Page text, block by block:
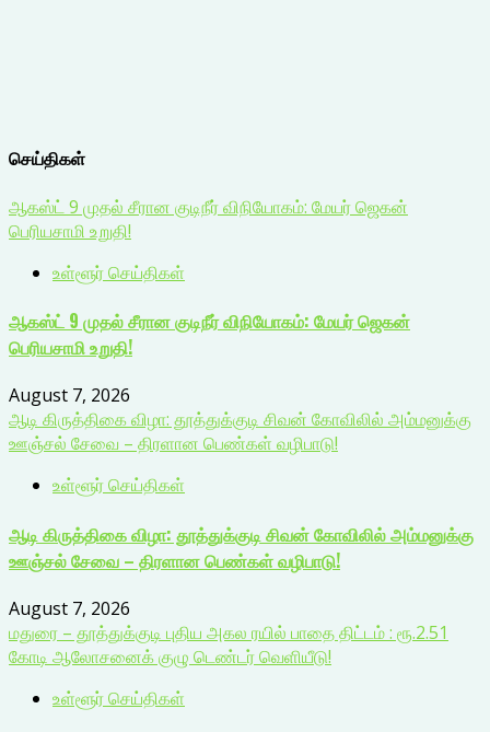
செய்திகள்
ஆகஸ்ட் 9 முதல் சீரான குடிநீர் விநியோகம்: மேயர் ஜெகன்
பெரியசாமி உறுதி!
உள்ளூர் செய்திகள்
ஆகஸ்ட் 9 முதல் சீரான குடிநீர் விநியோகம்: மேயர் ஜெகன்
பெரியசாமி உறுதி!
August 7, 2026
ஆடி கிருத்திகை விழா: தூத்துக்குடி சிவன் கோவிலில் அம்மனுக்கு
ஊஞ்சல் சேவை – திரளான பெண்கள் வழிபாடு!
உள்ளூர் செய்திகள்
ஆடி கிருத்திகை விழா: தூத்துக்குடி சிவன் கோவிலில் அம்மனுக்கு
ஊஞ்சல் சேவை – திரளான பெண்கள் வழிபாடு!
August 7, 2026
மதுரை – தூத்துக்குடி புதிய அகல ரயில் பாதை திட்டம் : ரூ.2.51
கோடி ஆலோசனைக் குழு டெண்டர் வெளியீடு!
உள்ளூர் செய்திகள்